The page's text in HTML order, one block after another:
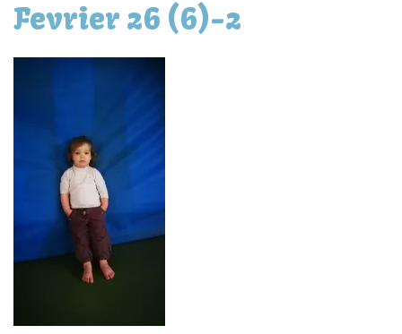
Fevrier 26 (6)-2